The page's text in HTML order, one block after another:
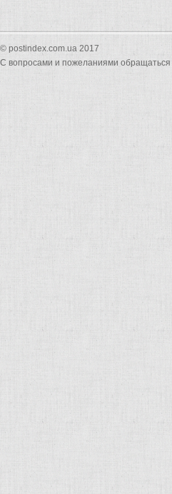
© postindex.com.ua 2017
С вопросами и пожеланиями обращаться